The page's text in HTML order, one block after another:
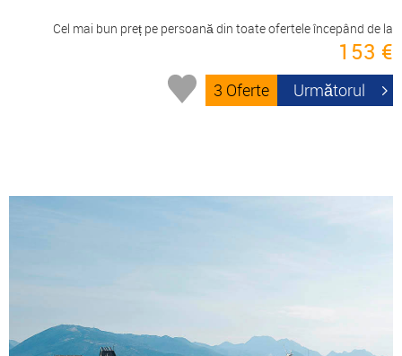
Cel mai bun preț pe persoană din toate ofertele începând de la
153 €
3 Oferte Următorul